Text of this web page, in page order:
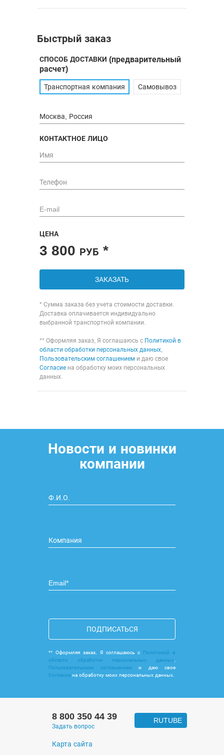
Быстрый заказ
СПОСОБ ДОСТАВКИ (предварительный
расчет)
Транспортная компания Самовывоз
КОНТАКТНОЕ ЛИЦО
ЦЕНА
3 800 РУБ *
ЗАКАЗАТЬ
* Сумма заказа без учета стоимости доставки.
Доставка оплачивается индивидуально
выбранной транспортной компании.
** Оформляя заказ, Я соглашаюсь с Политикой в
области обработки персональных данных
Пользовательским соглашением и даю свое
Согласие на обработку моих персональных
данных.
Новости и новинки
компании
ПОДПИСАТЬСЯ
** Оформляя заказ, Я соглашаюсь с Политикой в
области обработки персональных данных
Пользовательским соглашениеми даю свое
Согласие на обработку моих персональных данных.
8 800 350 44 39
Задать вопрос
RUTUBE
Карта сайта